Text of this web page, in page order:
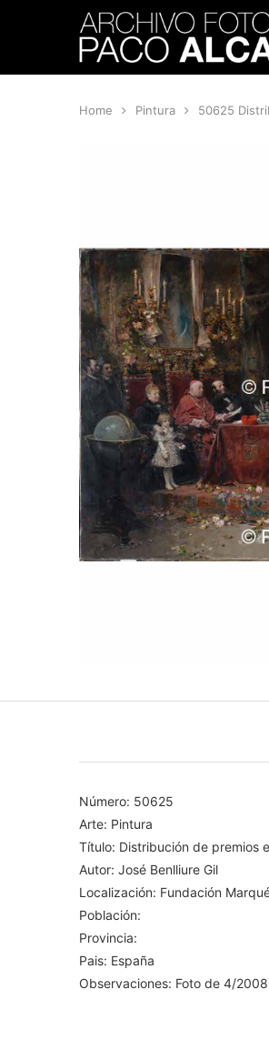
Home Pintura 50625
Número: 50625
Arte: Pintura
Título: Distribución de premios
Autor: José Benlliure Gil
Localización: Fundación
Población:
Provincia:
Pais: España
Observaciones: Foto de 4/